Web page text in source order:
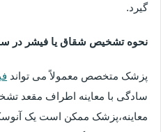
گیرد.
نحوه تشخیص شقاق یا فیشر در
پزشک متخصص معمولاً می تواند
سادگی با معاینه اطراف مقعد
معاینه،پزشک ممکن است یک